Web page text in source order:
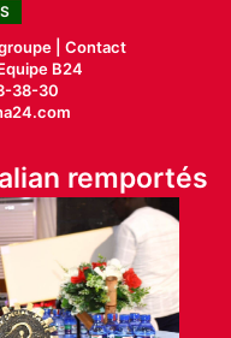
| Contact
B24
38-30
remportés